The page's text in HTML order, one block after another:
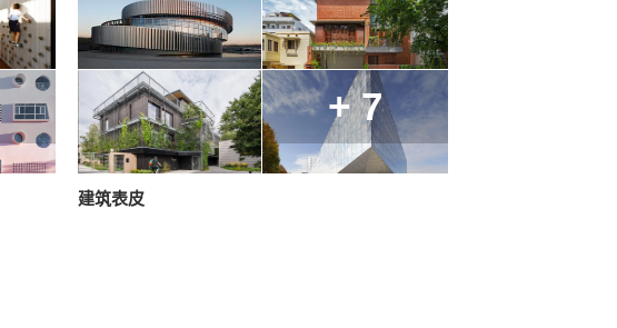
+ 7
建筑表皮